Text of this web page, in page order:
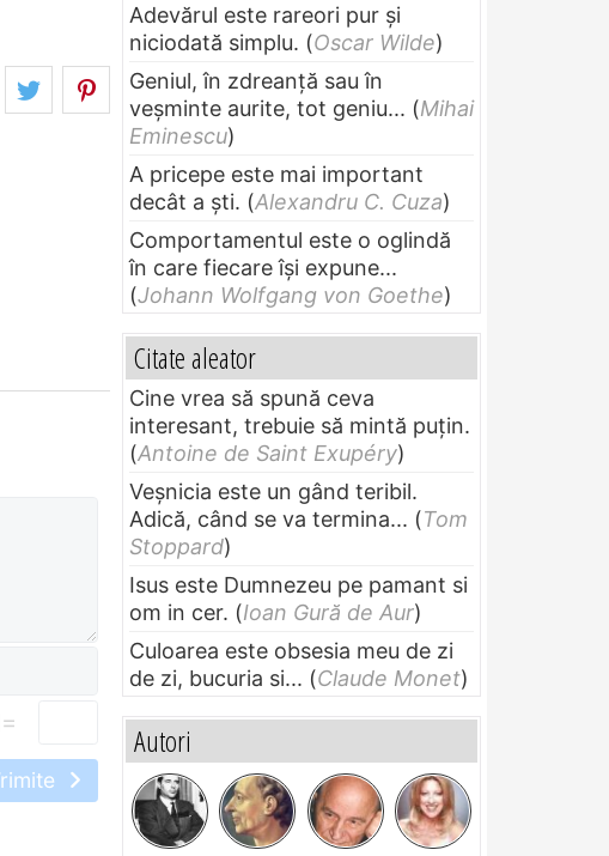
=
Adevărul este rareori pur și
niciodată simplu. (Oscar Wilde)
Geniul, în zdreanţă sau în
veşminte aurite, tot geniu... (Mihai
Eminescu)
A pricepe este mai important
decât a ști. (Alexandru C. Cuza)
Comportamentul este o oglindă
în care fiecare își expune...
(Johann Wolfgang von Goethe)
Citate aleator
Cine vrea să spună ceva
interesant, trebuie să mintă puțin.
(Antoine de Saint Exupéry)
Veșnicia este un gând teribil.
Adică, când se va termina... (Tom
Stoppard)
Isus este Dumnezeu pe pamant si
om in cer. (Ioan Gură de Aur)
Culoarea este obsesia meu de zi
de zi, bucuria si... (Claude Monet)
Autori